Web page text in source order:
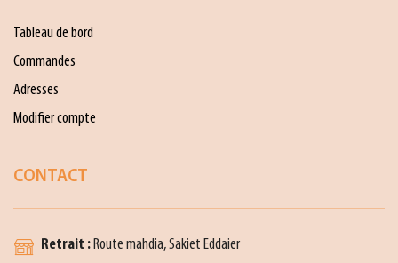
Tableau de bord
Commandes
Adresses
Modifier compte
CONTACT
Retrait : Route mahdia, Sakiet Eddaier